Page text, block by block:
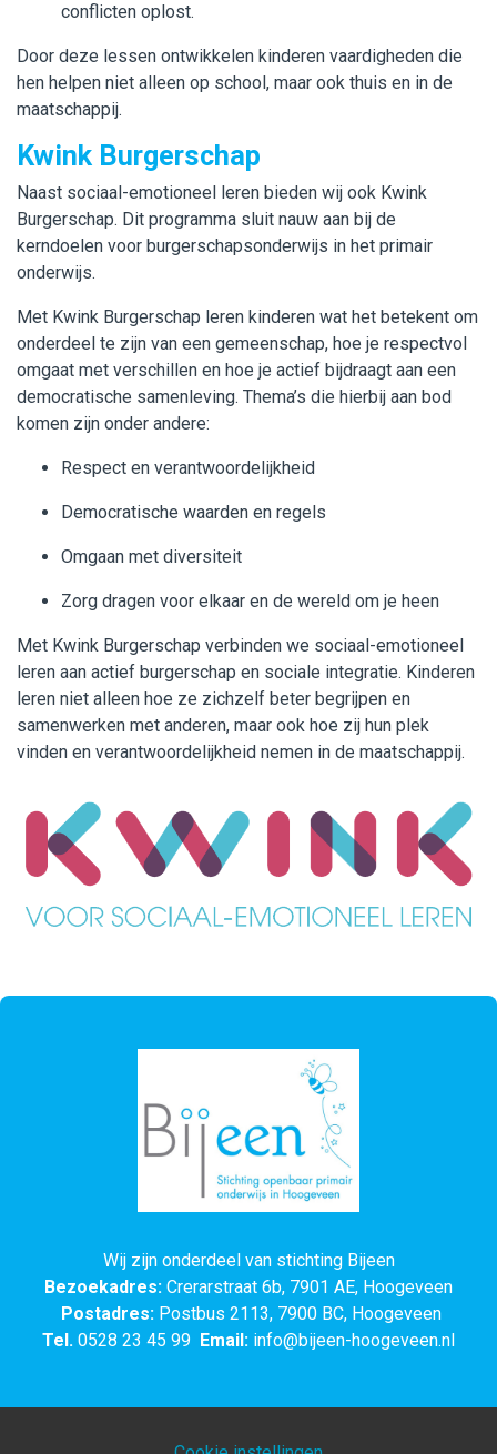
conflicten oplost.
Door deze lessen ontwikkelen kinderen vaardigheden die
hen helpen niet alleen op school, maar ook thuis en in de
maatschappij.
Kwink Burgerschap
Naast sociaal-emotioneel leren bieden wij ook Kwink
Burgerschap. Dit programma sluit nauw aan bij de
kerndoelen voor burgerschapsonderwijs in het primair
onderwijs.
Met Kwink Burgerschap leren kinderen wat het betekent om
onderdeel te zijn van een gemeenschap, hoe je respectvol
omgaat met verschillen en hoe je actief bijdraagt aan een
democratische samenleving. Thema’s die hierbij aan bod
komen zijn onder andere:
Respect en verantwoordelijkheid
Democratische waarden en regels
Omgaan met diversiteit
Zorg dragen voor elkaar en de wereld om je heen
Met Kwink Burgerschap verbinden we sociaal-emotioneel
leren aan actief burgerschap en sociale integratie. Kinderen
leren niet alleen hoe ze zichzelf beter begrijpen en
samenwerken met anderen, maar ook hoe zij hun plek
vinden en verantwoordelijkheid nemen in de maatschappij.
Wij zijn onderdeel van stichting Bijeen
Bezoekadres: Crerarstraat 6b, 7901 AE, Hoogeveen
Postadres:Postbus 2113, 7900 BC, Hoogeveen
Tel. 0528 23 45 99 Email: info@bijeen-hoogeveen.nl